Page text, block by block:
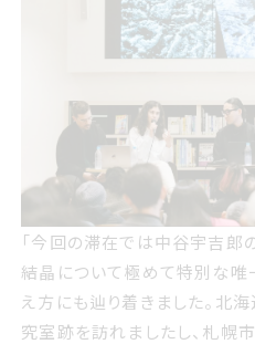
今回の滞在では中谷宇吉郎の
晶について極めて特別な唯一
方にも辿り着きました 北海
室跡を訪れましたし 札幌市
「今回の滞在では中谷宇吉郎
結晶について極めて特別な唯
え方にも辿り着きました。北
究室跡を訪れましたし、札幌